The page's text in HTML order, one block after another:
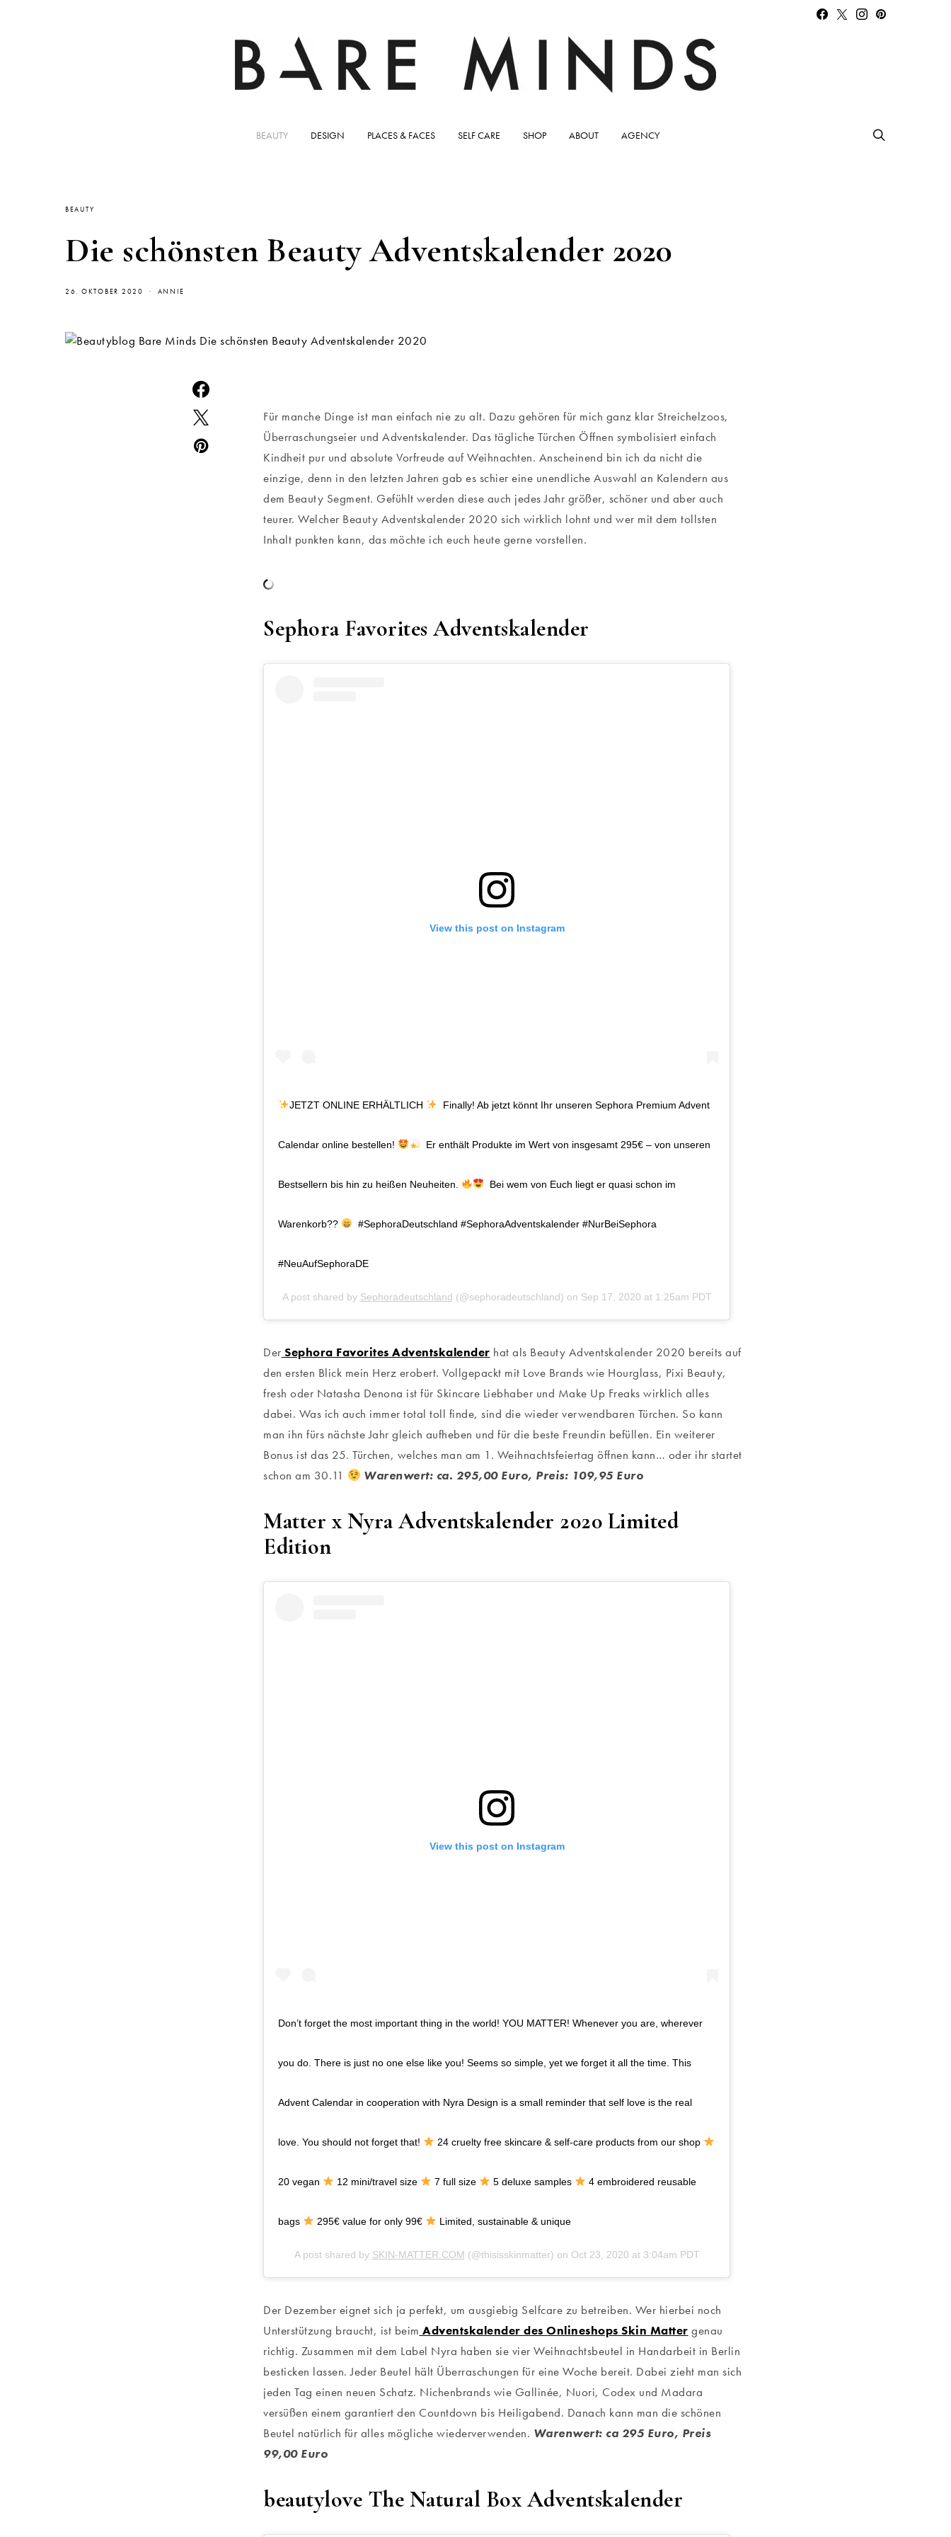
BEAUTY DESIGN PLACES & FACES SELF CARE SHOP ABOUT AGENCY
BEAUTY
Die schönsten Beauty Adventskalender 2020
26. OKTOBER 2020 ANNIE
Für manche Dinge ist man einfach nie zu alt. Dazu gehören für mich ganz klar Streichelzoos,
Überraschungseier und Adventskalender. Das tägliche Türchen Öffnen symbolisiert einfach
Kindheit pur und absolute Vorfreude auf Weihnachten. Anscheinend bin ich da nicht die
einzige, denn in den letzten Jahren gab es schier eine unendliche Auswahl an Kalendern aus
dem Beauty Segment. Gefühlt werden diese auch jedes Jahr größer, schöner und aber auch
teurer. Welcher Beauty Adventskalender 2020 sich wirklich lohnt und wer mit dem tollsten
Inhalt punkten kann, das möchte ich euch heute gerne vorstellen.
Sephora Favorites Adventskalender
View this post on Instagram
JETZT ONLINE ERHÄLTLICH ⁠ ⁠ Finally! Ab jetzt könnt Ihr unseren Sephora Premium Advent
Calendar online bestellen! ⁠ ⁠ Er enthält Produkte im Wert von insgesamt 295€ – von unseren
Bestsellern bis hin zu heißen Neuheiten. ⁠ ⁠ Bei wem von Euch liegt er quasi schon im
Warenkorb?? ⁠ ⁠ ⁠#SephoraDeutschland #SephoraAdventskalender #NurBeiSephora
#NeuAufSephoraDE
A post shared by Sephoradeutschland (@sephoradeutschland) on Sep 17, 2020 at 1:25am PDT
Der Sephora Favorites Adventskalender hat als Beauty Adventskalender 2020 bereits auf
den ersten Blick mein Herz erobert. Vollgepackt mit Love Brands wie Hourglass, Pixi Beauty,
fresh oder Natasha Denona ist für Skincare Liebhaber und Make Up Freaks wirklich alles
dabei. Was ich auch immer total toll finde, sind die wieder verwendbaren Türchen. So kann
man ihn fürs nächste Jahr gleich aufheben und für die beste Freundin befüllen. Ein weiterer
Bonus ist das 25. Türchen, welches man am 1. Weihnachtsfeiertag öffnen kann… oder ihr startet
schon am 30.11
Warenwert: ca. 295,00 Euro, Preis: 109,95 Euro
Matter x Nyra Adventskalender 2020 Limited
Edition
View this post on Instagram
Don’t forget the most important thing in the world! YOU MATTER! Whenever you are, wherever
you do. There is just no one else like you! Seems so simple, yet we forget it all the time. This
Advent Calendar in cooperation with Nyra Design is a small reminder that self love is the real
love. You should not forget that! 24 cruelty free skincare & self-care products from our shop
20 vegan 12 mini/travel size 7 full size 5 deluxe samples 4 embroidered reusable
bags 295€ value for only 99€ Limited, sustainable & unique
A post shared by SKIN-MATTER.COM (@thisisskinmatter) on Oct 23, 2020 at 3:04am PDT
Der Dezember eignet sich ja perfekt, um ausgiebig Selfcare zu betreiben. Wer hierbei noch
Unterstützung braucht, ist beim Adventskalender des Onlineshops Skin Matter genau
richtig. Zusammen mit dem Label Nyra haben sie vier Weihnachtsbeutel in Handarbeit in Berlin
besticken lassen. Jeder Beutel hält Überraschungen für eine Woche bereit. Dabei zieht man sich
jeden Tag einen neuen Schatz. Nichenbrands wie Gallinée, Nuori, Codex und Madara
versüßen einem garantiert den Countdown bis Heiligabend. Danach kann man die schönen
Beutel natürlich für alles mögliche wiederverwenden. Warenwert: ca 295 Euro, Preis
99,00 Euro
beautylove The Natural Box Adventskalender